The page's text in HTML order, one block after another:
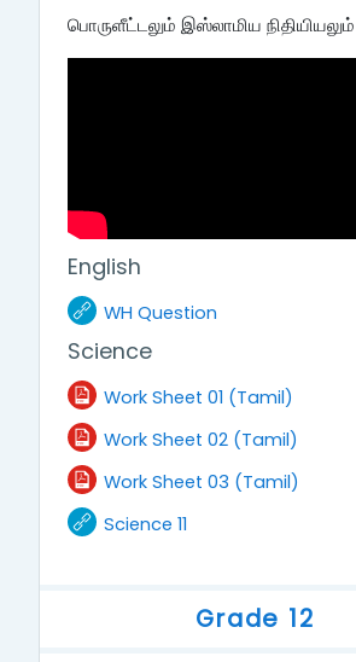
பொருளீட்டலும் இஸ்லாமிய நிதியியலும்
English
WH QuestionURL
Science
Work Sheet 01 (Tamil)
Work Sheet 02 (Tamil)
Work Sheet 03 (Tamil)
Science 11URL
Grade 12